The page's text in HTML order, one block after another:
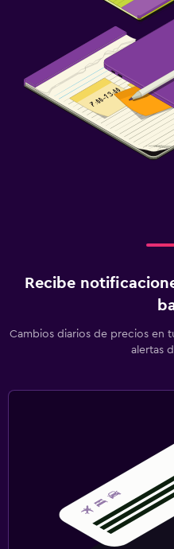
Recibe
Cambios diarios de precios en
alertas